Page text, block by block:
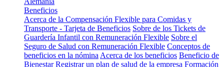
Beneficios
Acerca de la Compensación Flexible para Comidas y
Transporte - Tarjeta de Beneficios Sobre de los Tickets de
Guardería Infantil con Remuneración Flexible Sobre el
Seguro de Salud con Remuneración Flexible Conceptos de
beneficios en la nómina Acerca de los beneficios Beneficio de
Bienestar Registrar un plan de salud de la empresa Formación